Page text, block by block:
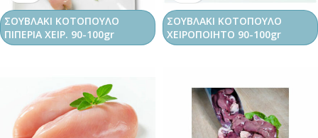
ΣΟΥΒΛΑΚΙ ΚΟΤΟΠΟΥΛΟ
ΠΙΠΕΡΙΑ ΧΕΙΡ. 90-100gr
ΣΟΥΒΛΑΚΙ ΚΟΤΟΠΟΥΛΟ
ΧΕΙΡΟΠΟΙΗΤΟ 90-100gr